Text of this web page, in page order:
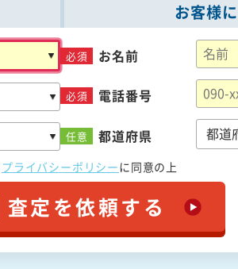
お客様
必須 お名前
必須 電話番号
任意 都道府県
プライバシーポリシーに同意の上
査定を依頼する